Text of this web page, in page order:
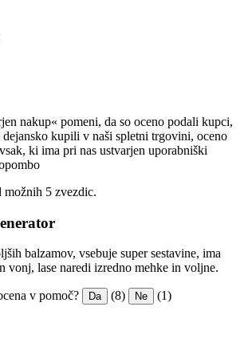
nakup« pomeni, da so oceno podali kupci,
kupili v naši spletni trgovini, oceno
ki ima pri nas ustvarjen uporabniški
možnih 5 zvezdic.
balzamov, vsebuje super sestavine, ima
vonj, lase naredi izredno mehke in voljne.
v pomoč? Da (8) Ne (1)